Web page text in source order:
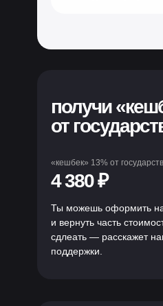
получи
от
Ты можешь оформить
и вернуть часть
сдлеать — расскажет
поддержки.
4 380 ₽
«кешбек» 13% от